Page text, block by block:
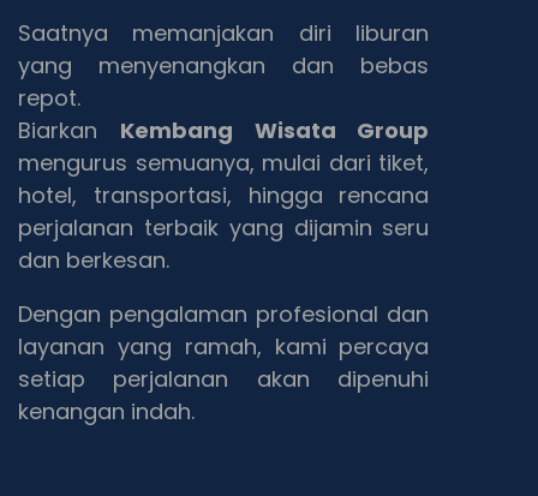
Saatnya memanjakan diri liburan
yang menyenangkan dan bebas
repot.
Biarkan Kembang Wisata Group
mengurus semuanya, mulai dari tiket,
hotel, transportasi, hingga rencana
perjalanan terbaik yang dijamin seru
dan berkesan.
Dengan pengalaman profesional dan
layanan yang ramah, kami percaya
setiap perjalanan akan dipenuhi
kenangan indah.